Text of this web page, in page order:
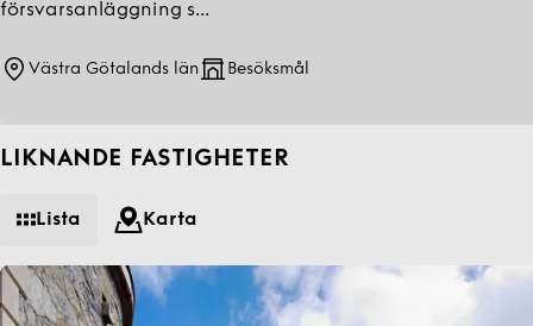
försvarsanläggning s...
Västra Götalands län Besöksmål
LIKNANDE FASTIGHETER
Lista Karta